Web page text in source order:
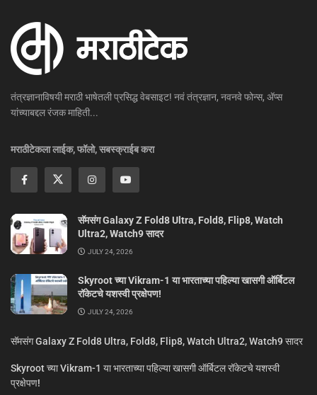
तंत्रज्ञानाविषयी मराठी भाषेतली प्रसिद्ध वेबसाइट! नवं तंत्रज्ञान, नवनवे फोन्स, ॲप्स
यांच्याबद्दल रंजक माहिती...
मराठीटेकला लाईक, फॉलो, सबस्क्राईब करा
सॅमसंग Galaxy Z Fold8 Ultra, Fold8, Flip8, Watch
Ultra2, Watch9 सादर
JULY 24, 2026
Skyroot च्या Vikram-1 या भारताच्या पहिल्या खासगी ऑर्बिटल
रॉकेटचे यशस्वी प्रक्षेपण!
JULY 24, 2026
सॅमसंग Galaxy Z Fold8 Ultra, Fold8, Flip8, Watch Ultra2, Watch9 सादर
Skyroot च्या Vikram-1 या भारताच्या पहिल्या खासगी ऑर्बिटल रॉकेटचे यशस्वी
प्रक्षेपण!